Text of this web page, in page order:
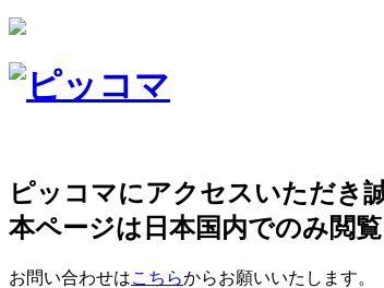
ピッコマにアクセスいただき
本ページは日本国内でのみ閲覧
お問い合わせはこちらからお願いいたします。